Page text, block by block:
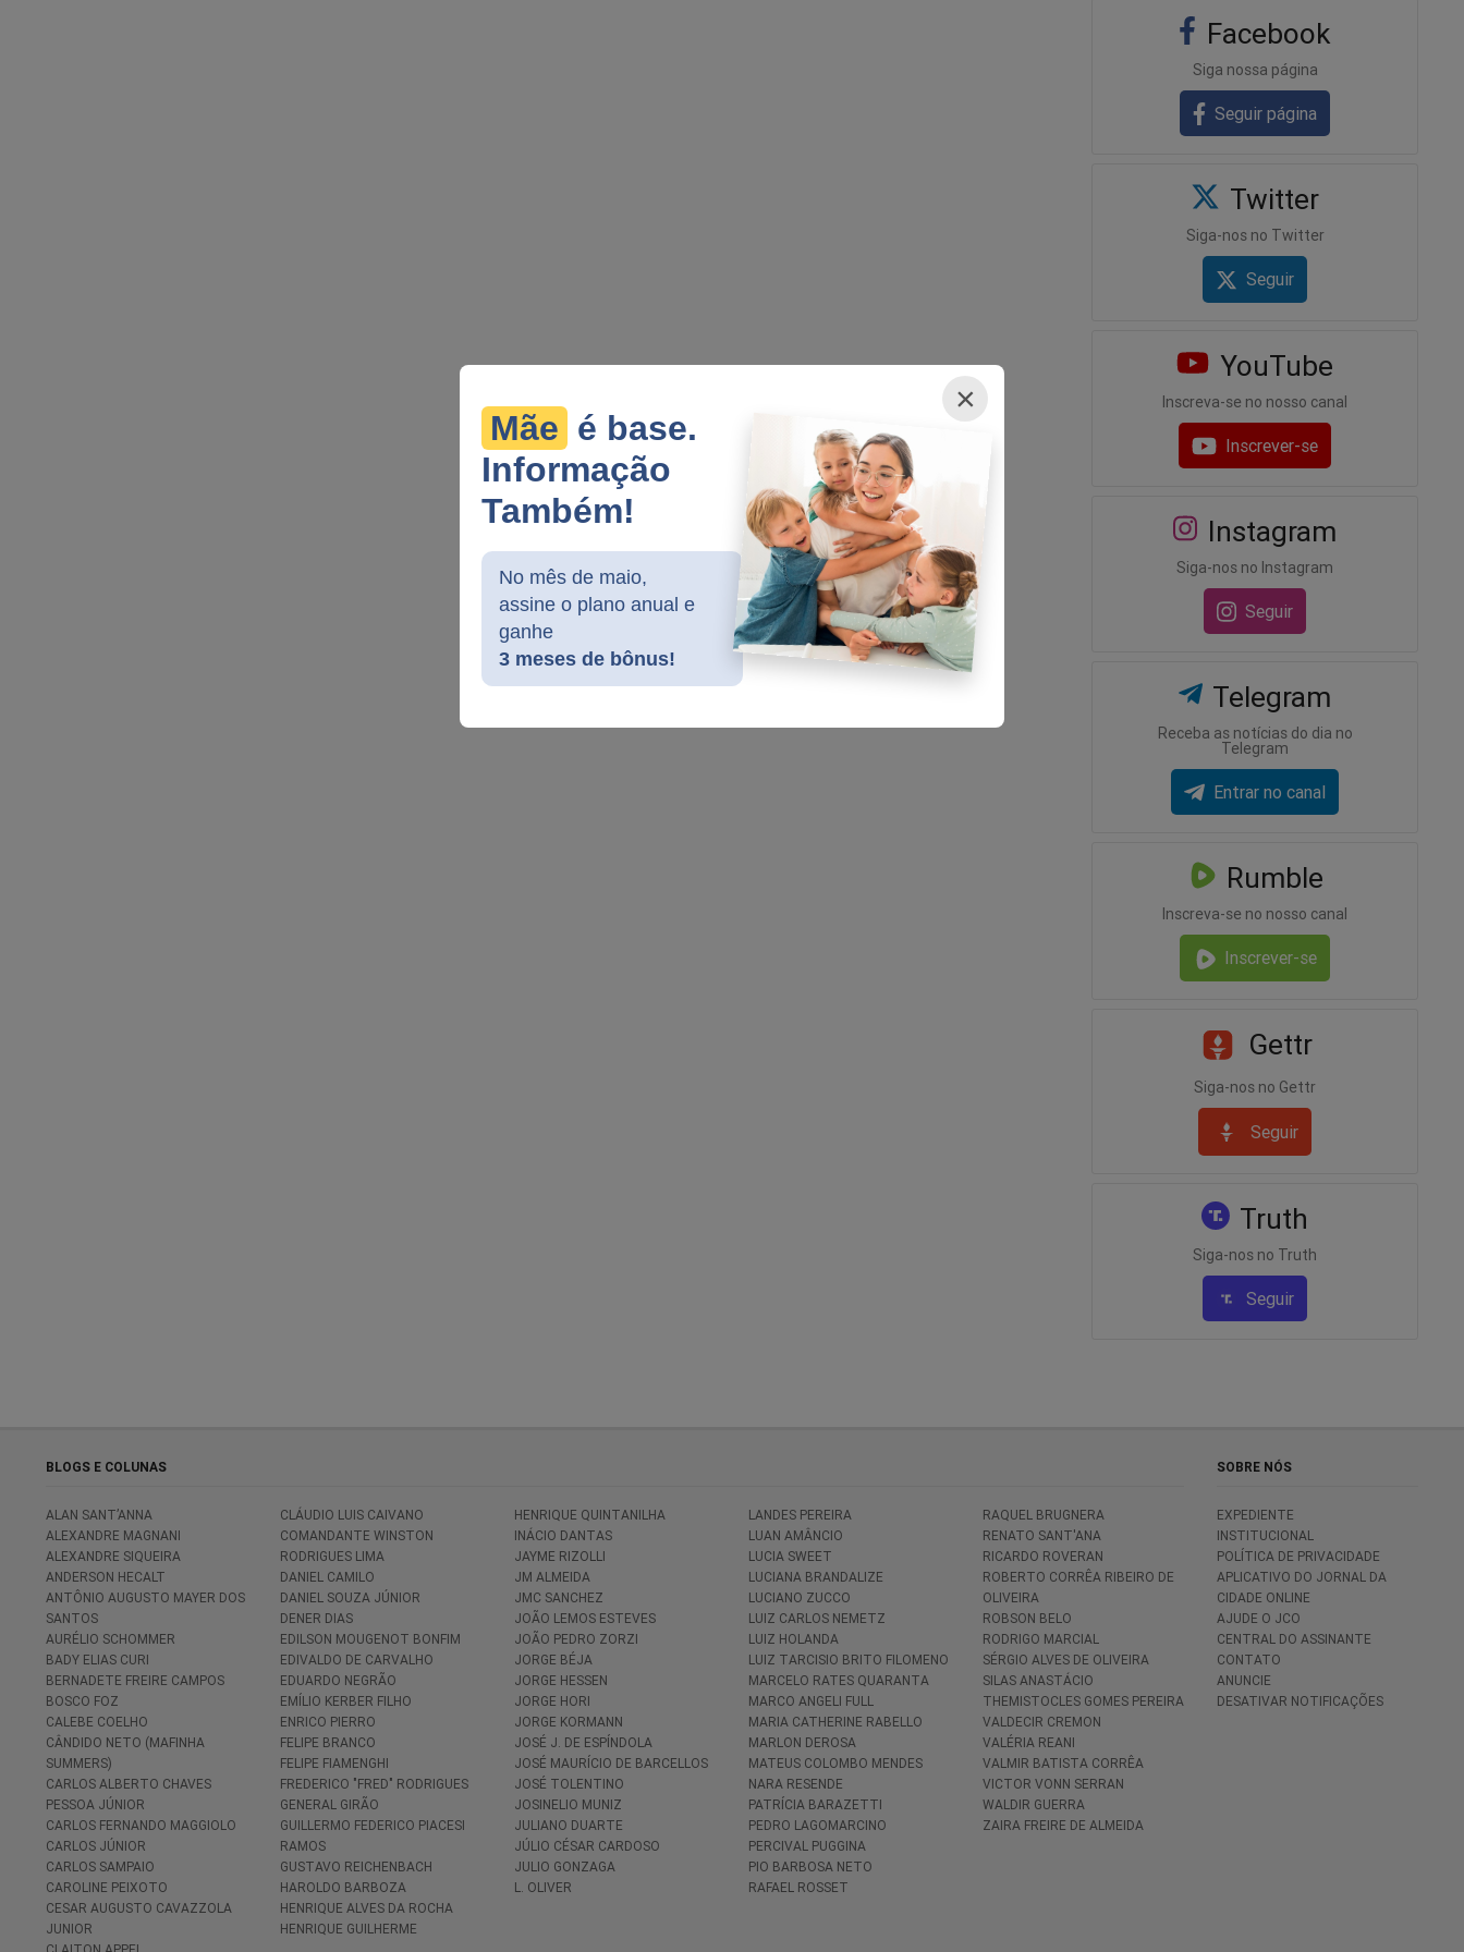
×
Mãe é base.
Informação
Também!
No mês de maio,
assine o plano anual e
ganhe
3 meses de bônus!
Facebook
Siga nossa página
Seguir página
Twitter
Siga-nos no Twitter
Seguir
YouTube
Inscreva-se no nosso canal
Inscrever-se
Instagram
Siga-nos no Instagram
Seguir
Telegram
Receba as notícias do dia no
Telegram
Entrar no canal
Rumble
Inscreva-se no nosso canal
Inscrever-se
Gettr
Siga-nos no Gettr
Seguir
Truth
Siga-nos no Truth
Seguir
BLOGS E COLUNAS
ALAN SANT’ANNA
ALEXANDRE MAGNANI
ALEXANDRE SIQUEIRA
ANDERSON HECALT
ANTÔNIO AUGUSTO MAYER DOS
SANTOS
AURÉLIO SCHOMMER
BADY ELIAS CURI
BERNADETE FREIRE CAMPOS
BOSCO FOZ
CALEBE COELHO
CÂNDIDO NETO (MAFINHA
SUMMERS)
CARLOS ALBERTO CHAVES
PESSOA JÚNIOR
CARLOS FERNANDO MAGGIOLO
CARLOS JÚNIOR
CARLOS SAMPAIO
CAROLINE PEIXOTO
CESAR AUGUSTO CAVAZZOLA
JUNIOR
CLÁUDIO LUIS CAIVANO
COMANDANTE WINSTON
RODRIGUES LIMA
DANIEL CAMILO
DANIEL SOUZA JÚNIOR
DENER DIAS
EDILSON MOUGENOT BONFIM
EDIVALDO DE CARVALHO
EDUARDO NEGRÃO
EMÍLIO KERBER FILHO
ENRICO PIERRO
FELIPE BRANCO
FELIPE FIAMENGHI
FREDERICO "FRED" RODRIGUES
GENERAL GIRÃO
GUILLERMO FEDERICO PIACESI
RAMOS
GUSTAVO REICHENBACH
HAROLDO BARBOZA
HENRIQUE ALVES DA ROCHA
HENRIQUE GUILHERME
HENRIQUE QUINTANILHA
INÁCIO DANTAS
JAYME RIZOLLI
JM ALMEIDA
JMC SANCHEZ
JOÃO LEMOS ESTEVES
JOÃO PEDRO ZORZI
JORGE BÉJA
JORGE HESSEN
JORGE HORI
JORGE KORMANN
JOSÉ J. DE ESPÍNDOLA
JOSÉ MAURÍCIO DE BARCELLOS
JOSÉ TOLENTINO
JOSINELIO MUNIZ
JULIANO DUARTE
JÚLIO CÉSAR CARDOSO
JULIO GONZAGA
L. OLIVER
LANDES PEREIRA
LUAN AMÂNCIO
LUCIA SWEET
LUCIANA BRANDALIZE
LUCIANO ZUCCO
LUIZ CARLOS NEMETZ
LUIZ HOLANDA
LUIZ TARCISIO BRITO FILOMENO
MARCELO RATES QUARANTA
MARCO ANGELI FULL
MARIA CATHERINE RABELLO
MARLON DEROSA
MATEUS COLOMBO MENDES
NARA RESENDE
PATRÍCIA BARAZETTI
PEDRO LAGOMARCINO
PERCIVAL PUGGINA
PIO BARBOSA NETO
RAFAEL ROSSET
RAQUEL BRUGNERA
RENATO SANT'ANA
RICARDO ROVERAN
ROBERTO CORRÊA RIBEIRO DE
OLIVEIRA
ROBSON BELO
RODRIGO MARCIAL
SÉRGIO ALVES DE OLIVEIRA
SILAS ANASTÁCIO
THEMISTOCLES GOMES PEREIRA
VALDECIR CREMON
VALÉRIA REANI
VALMIR BATISTA CORRÊA
VICTOR VONN SERRAN
WALDIR GUERRA
ZAIRA FREIRE DE ALMEIDA
SOBRE NÓS
EXPEDIENTE
INSTITUCIONAL
POLÍTICA DE PRIVACIDADE
APLICATIVO DO JORNAL DA
CIDADE ONLINE
AJUDE O JCO
CENTRAL DO ASSINANTE
CONTATO
ANUNCIE
DESATIVAR NOTIFICAÇÕES